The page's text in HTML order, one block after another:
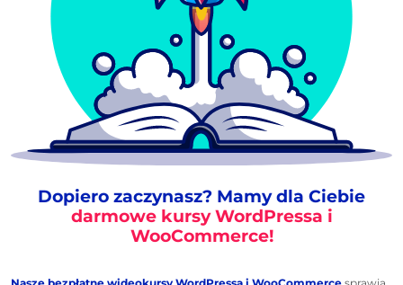
Dopiero zaczynasz? Mamy dla Ciebie
darmowe kursy WordPressa i
WooCommerce!